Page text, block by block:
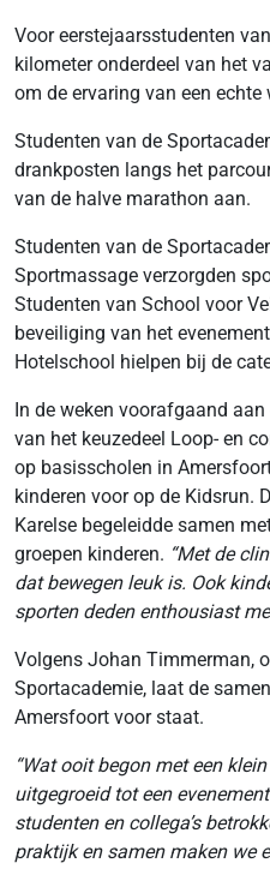
Voor eerstejaarsstudenten
kilometer onderdeel van het
om de ervaring van een
Studenten van de
drankposten langs het
van de halve marathon aan.
Studenten van de
Sportmassage verzorgden
Studenten van School voor
beveiliging van het
Hotelschool hielpen bij de
In de weken voorafgaand
van het keuzedeel Loop- en
op basisscholen in
kinderen voor op de Kidsrun.
Karelse begeleidde samen
groepen kinderen. “Met de
dat bewegen leuk is. Ook
sporten deden enthousiast
Volgens Johan Timmerman,
Sportacademie, laat de
Amersfoort voor staat.
“Wat ooit begon met een
uitgegroeid tot een
studenten en collega’s
praktijk en samen maken we